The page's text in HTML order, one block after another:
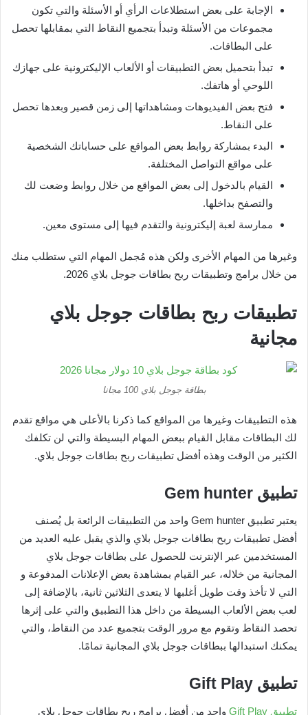
الإجابة على بعض استطلاعات الرأي أو الأسئلة والتي تكون
مجموعات من الأسئلة وتبدأ بتجميع النقاط التي بمقابلها تحصل
على البطاقات.
تبدأ بتحميل بعض التطبيقات أو الألعاب الإليكترونية على جهازك
اللوحي أو هاتفك.
فتح بعض الفيديوهات ومشاهداتها إلى زمن قصير وبعدها تحصل
على النقاط.
البدء بمشاركة روابط بعض المواقع على حساباتك الشخصية
على مواقع التواصل المختلفة.
القيام بالدخول إلى بعض المواقع من خلال روابط وضعت لك
والتصفح بداخلها.
ممارسة لعبة إليكترونية والتقدم فيها إلى مستوى معين.
وغيرها من المهام الأخرى ولكن هذه مُجمل المهام التي ستطلب منك
من خلال برامج وتطبيقات ربح بطاقات جوجل بلاي 2026.
تطبيقات ربح بطاقات جوجل بلاي
مجانية
بطاقة جوجل بلاي 100 مجانا
هذه التطبيقات وغيرها من المواقع كما ذكرنا بالأعلى هي مواقع تقدم
لك البطاقات مقابل القيام ببعض المهام البسيطة والتي لن تكلفك
الكثير من الوقت وهذه أفضل تطبيقات ربح بطاقات جوجل بلاي.
تطبيق Gem hunter
يعتبر تطبيق Gem hunter واحد من التطبيقات الرائعة بل يُصنف
أفضل تطبيقات ربح بطاقات جوجل بلاي والذي يقبل عليه العديد من
المستخدمين عبر الإنترنت للحصول على بطاقات جوجل بلاي
المجانية من خلاله، عبر القيام بمشاهدة بعض الإعلانات المدفوعة و
التي لا تأخذ وقت طويل أغلبها لا يتعدى الثلاثين ثانية، بالإضافة إلى
لعب بعض الألعاب البسيطة من داخل هذا التطبيق والتي على إثرها
تحصد النقاط وتقوم مع مرور الوقت بتجميع عدد من النقاط، والتي
يمكنك استبدالها ببطاقات جوجل بلاي المجانية تمامًا.
تطبيق Gift Play
تطبيق Gift Play واحد من أفضل برامج ربح بطاقات جوجل بلاي